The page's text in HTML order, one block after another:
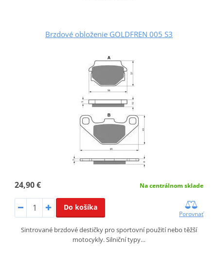
Brzdové obloženie GOLDFREN 005 S3
24,90 € Na centrálnom sklade
Do košíka
Porovnať
Sintrované brzdové destičky pro sportovní použití nebo těžší
motocykly. Silniční typy…